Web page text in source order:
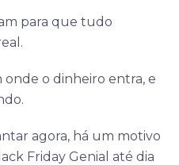
para que tudo
onde o dinheiro entra, e
agora, há um motivo
Friday Genial até dia